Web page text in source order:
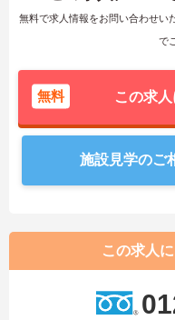
無料で求人情報をお問い合わせい
で
無料 この求
施設見学のご
この求人